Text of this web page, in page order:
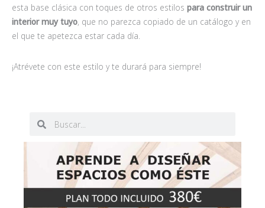
esta base clásica con toques de otros estilos para construir un
interior muy tuyo, que no parezca copiado de un catálogo y en
el que te apetezca estar cada día.
¡Atrévete con este estilo y te durará para siempre!
u
a